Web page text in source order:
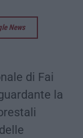
News
di Fai
la